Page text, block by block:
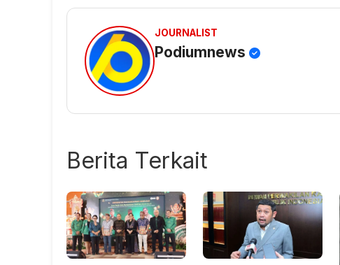
JOURNALIST
Podiumnews
Berita Terkait